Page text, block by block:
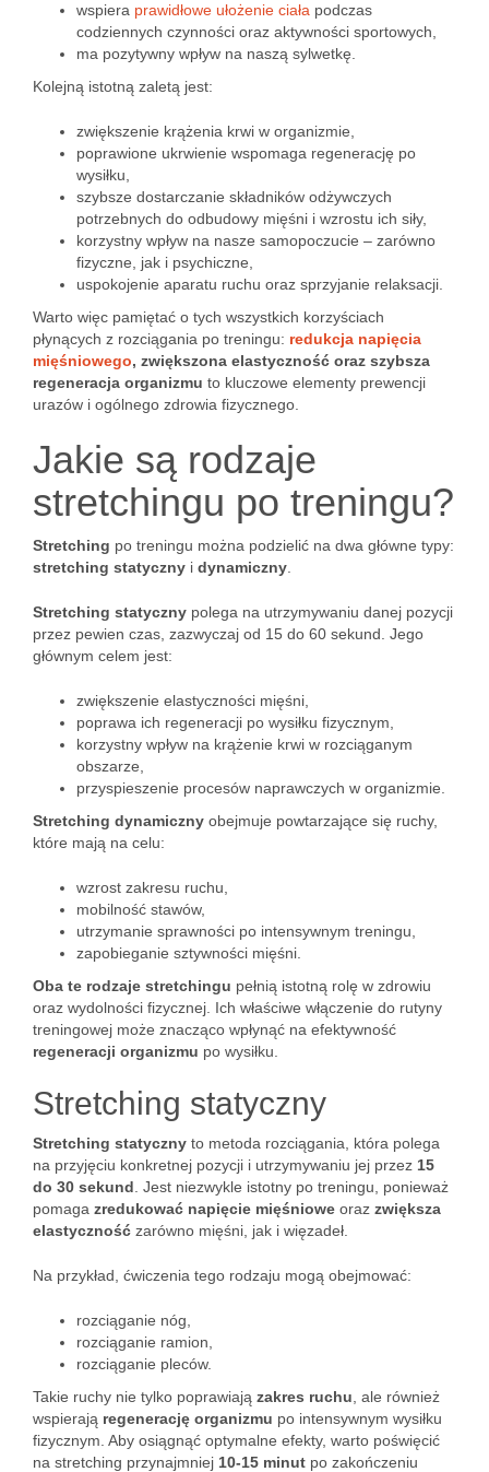
wspiera prawidłowe ułożenie ciała podczas
codziennych czynności oraz aktywności sportowych,
ma pozytywny wpływ na naszą sylwetkę.
Kolejną istotną zaletą jest:
zwiększenie krążenia krwi w organizmie,
poprawione ukrwienie wspomaga regenerację po
wysiłku,
szybsze dostarczanie składników odżywczych
potrzebnych do odbudowy mięśni i wzrostu ich siły,
korzystny wpływ na nasze samopoczucie – zarówno
fizyczne, jak i psychiczne,
uspokojenie aparatu ruchu oraz sprzyjanie relaksacji.
Warto więc pamiętać o tych wszystkich korzyściach
płynących z rozciągania po treningu: redukcja napięcia
mięśniowego, zwiększona elastyczność oraz szybsza
regeneracja organizmu to kluczowe elementy prewencji
urazów i ogólnego zdrowia fizycznego.
Jakie są rodzaje
stretchingu po treningu?
Stretching po treningu można podzielić na dwa główne typy:
stretching statyczny i dynamiczny
Stretching statyczny polega na utrzymywaniu danej pozycji
przez pewien czas, zazwyczaj od 15 do 60 sekund. Jego
głównym celem jest:
zwiększenie elastyczności mięśni,
poprawa ich regeneracji po wysiłku fizycznym,
korzystny wpływ na krążenie krwi w rozciąganym
obszarze,
przyspieszenie procesów naprawczych w organizmie.
Stretching dynamiczny obejmuje powtarzające się ruchy,
które mają na celu:
wzrost zakresu ruchu,
mobilność stawów,
utrzymanie sprawności po intensywnym treningu,
zapobieganie sztywności mięśni.
Oba te rodzaje stretchingu pełnią istotną rolę w zdrowiu
oraz wydolności fizycznej. Ich właściwe włączenie do rutyny
treningowej może znacząco wpłynąć na efektywność
regeneracji organizmu po wysiłku.
Stretching statyczny
Stretching statyczny to metoda rozciągania, która polega
na przyjęciu konkretnej pozycji i utrzymywaniu jej przez 15
do 30 sekund . Jest niezwykle istotny po treningu, ponieważ
pomaga zredukować napięcie mięśniowe oraz zwiększa
elastyczność zarówno mięśni, jak i więzadeł.
Na przykład, ćwiczenia tego rodzaju mogą obejmować:
rozciąganie nóg,
rozciąganie ramion,
rozciąganie pleców.
Takie ruchy nie tylko poprawiają zakres ruchu , ale również
wspierają regenerację organizmu po intensywnym wysiłku
fizycznym. Aby osiągnąć optymalne efekty, warto poświęcić
na stretching przynajmniej 10-15 minut po zakończeniu